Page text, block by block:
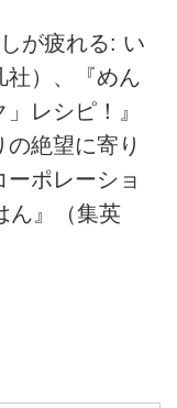
が疲れる: い
社）、『めん
レシピ！』
の絶望に寄り
ポレーショ
ん』（集英